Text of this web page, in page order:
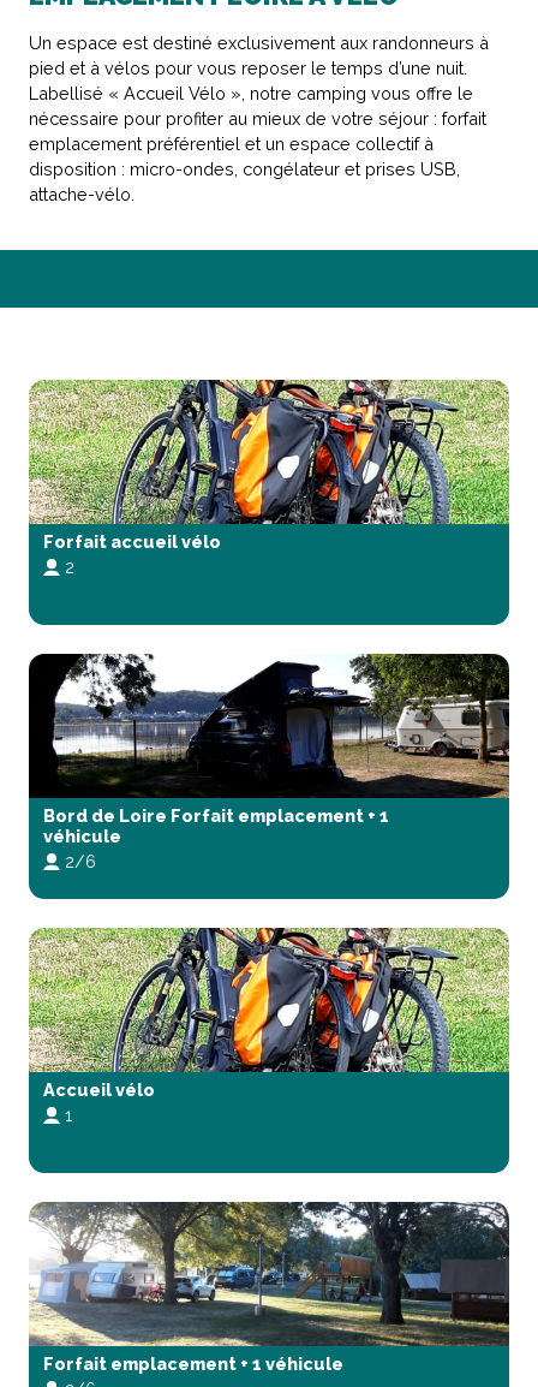
Un espace est destiné exclusivement aux randonneurs à
pied et à vélos pour vous reposer le temps d’une nuit.
Labellisé « Accueil Vélo », notre camping vous offre le
nécessaire pour profiter au mieux de votre séjour : forfait
emplacement préférentiel et un espace collectif à
disposition : micro-ondes, congélateur et prises USB,
attache-vélo.
Forfait accueil vélo
2
Bord de Loire Forfait emplacement + 1
véhicule
2/6
Accueil vélo
1
Forfait emplacement + 1 véhicule